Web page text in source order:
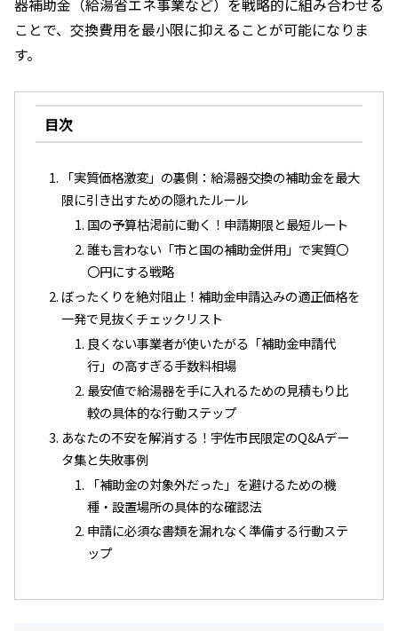
ことで、交換費用を最小限に抑えることが可能になりま
す。
目次
「実質価格激変」の裏側：給湯器交換の補助金を最大
限に引き出すための隠れたルール
国の予算枯渇前に動く！申請期限と最短ルート
誰も言わない「市と国の補助金併用」で実質〇
〇円にする戦略
ぼったくりを絶対阻止！補助金申請込みの適正価格を
一発で見抜くチェックリスト
良くない事業者が使いたがる「補助金申請代
行」の高すぎる手数料相場
最安値で給湯器を手に入れるための見積もり比
較の具体的な行動ステップ
あなたの不安を解消する！宇佐市民限定のQ&Aデー
タ集と失敗事例
「補助金の対象外だった」を避けるための機
種・設置場所の具体的な確認法
申請に必須な書類を漏れなく準備する行動ステ
ップ